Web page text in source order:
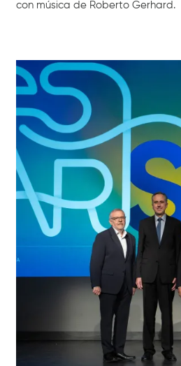
con música de Roberto Gerhard.